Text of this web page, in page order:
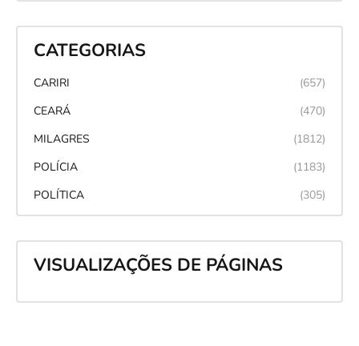
CATEGORIAS
CARIRI
(657)
CEARÁ
(470)
MILAGRES
(1812)
POLÍCIA
(1183)
POLÍTICA
(305)
VISUALIZAÇÕES DE PÁGINAS